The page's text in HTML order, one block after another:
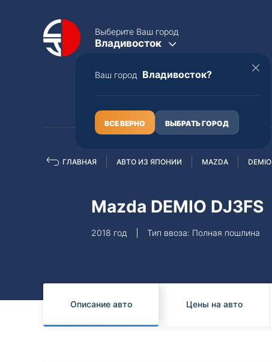
Выберите Ваш город
Владивосток
Ваш город Владивосток?
ВСЕ ВЕРНО ВЫБРАТЬ ГОРОД
Полная пошлина
ГЛАВНАЯ АВТО ИЗ ЯПОНИИ MAZDA DEMIO
Mazda DEMIO DJ3FS
2018 год Тип ввоза: Полная пошлина
Описание авто Цены на авто